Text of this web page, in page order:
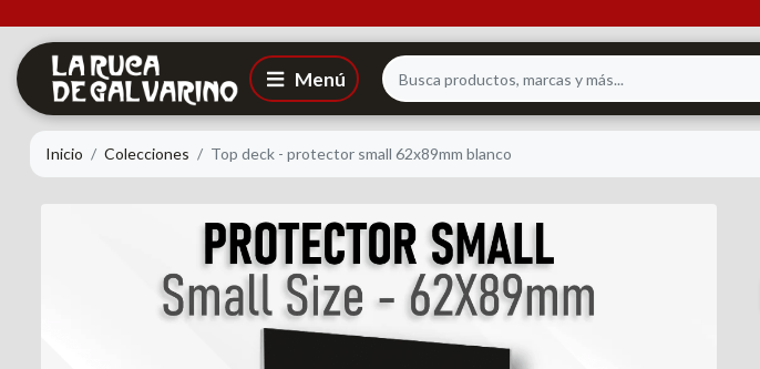
Inicio Colecciones Top deck - protector small 62x89mm blanco